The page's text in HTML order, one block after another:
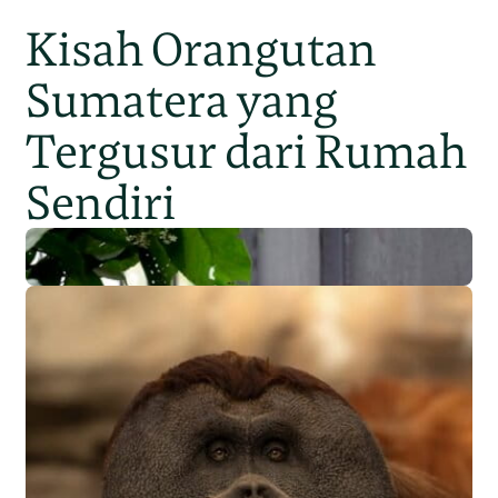
Kisah Orangutan
Sumatera yang
Tergusur dari Rumah
Sendiri